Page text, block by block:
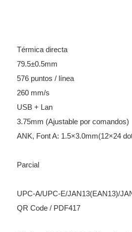
Térmica directa
79.5±0.5mm
576 puntos / línea
260 mm/s
USB + Lan
3.75mm (Ajustable por comandos)
ANK, Font A: 1.5×3.0mm(12×24
Parcial
UPC-A/UPC-E/JAN13(EAN13)/
QR Code / PDF417